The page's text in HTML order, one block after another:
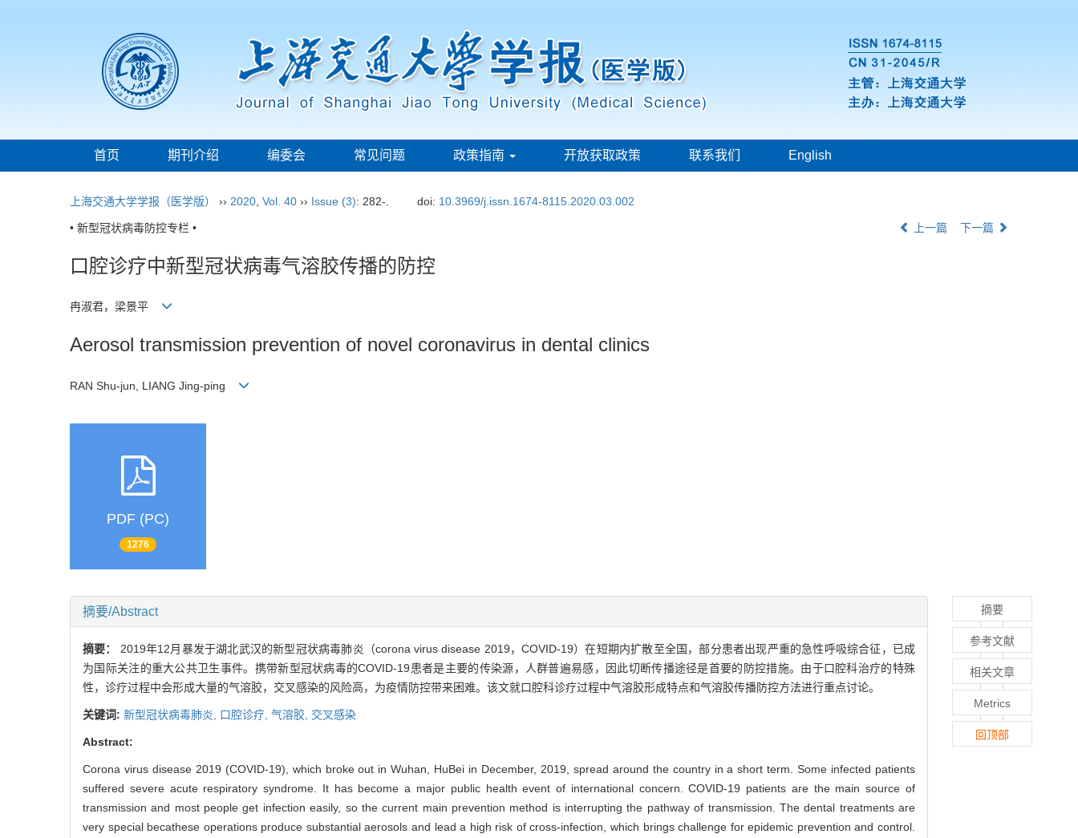
首页 期刊介绍 编委会 常见问题 政策指南 开放获取政策 联系我们 English
上海交通大学学报（医学版） ›› 2020 Vol. 40 ›› Issue (3): 282-. doi: 10.3969/j.issn.1674-8115.2020.03.002
• 新型冠状病毒防控专栏 • 上一篇 下一篇
口腔诊疗中新型冠状病毒气溶胶传播的防控
冉淑君，梁景平
Aerosol transmission prevention of novel coronavirus in dental clinics
RAN Shu-jun, LIANG Jing-ping
PDF (PC)
1276
摘要/Abstract
摘要： 2019年12月暴发于湖北武汉的新型冠状病毒肺炎（corona virus disease 2019，COVID-19）在短期内扩散至全国，部分患者出现严重的急性呼吸综合征，已成
为国际关注的重大公共卫生事件。携带新型冠状病毒的COVID-19患者是主要的传染源，人群普遍易感，因此切断传播途径是首要的防控措施。由于口腔科治疗的特殊
性，诊疗过程中会形成大量的气溶胶，交叉感染的风险高，为疫情防控带来困难。该文就口腔科诊疗过程中气溶胶形成特点和气溶胶传播防控方法进行重点讨论。
关键词: 新型冠状病毒肺炎, 口腔诊疗, 气溶胶, 交叉感染
Abstract:
Corona virus disease 2019 (COVID-19), which broke out in Wuhan, HuBei in December, 2019, spread around the country in a short term. Some infected patients
suffered severe acute respiratory syndrome. It has become a major public health event of international concern. COVID-19 patients are the main source of
transmission and most people get infection easily, so the current main prevention method is interrupting the pathway of transmission. The dental treatments are
very special becathese operations produce substantial aerosols and lead a high risk of cross-infection, which brings challenge for epidemic prevention and control.
摘要
参考文献
相关文章
Metrics
回顶部